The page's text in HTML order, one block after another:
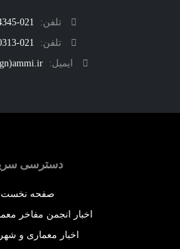
تلفن:
021-88424345
تلفن:
021-88430313
ایمیل:
دسترسی سریع
صفحه نخست
اخبار انجمن مفاخر معماری
اخبار معماری و شهرسازی